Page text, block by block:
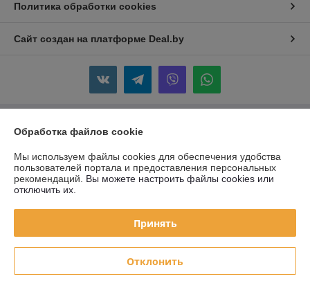
Политика обработки cookies
Сайт создан на платформе Deal.by
Информация для покупателя
Юридическое лицо:Частное Предприятие "ЖАКОМ"
220088 г. Минск, ул. Смоленская 10A, пом.2
Регистрационный номер ЕГР: 690755458
УНП: 690755458
Регистрационный орган: Слуцкий райисполком
Дата регистрации компании: 05.10.2009
Местонахождение книги жалоб и предложений: ул. Суворова 18
Обработка файлов cookie
Мы используем файлы cookies для обеспечения удобства
пользователей портала и предоставления персональных
рекомендаций. Вы можете настроить файлы cookies или
отключить их.
Принять
Отклонить